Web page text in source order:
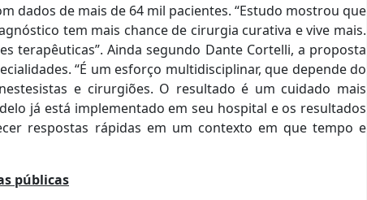
dados de mais de 64 mil pacientes. “Estudo mostrou que
tem mais chance de cirurgia curativa e vive mais.
terapêuticas”. Ainda segundo Dante Cortelli, a proposta
“É um esforço multidisciplinar, que depende do
e cirurgiões. O resultado é um cuidado mais
já está implementado em seu hospital e os resultados
respostas rápidas em um contexto em que tempo e
públicas